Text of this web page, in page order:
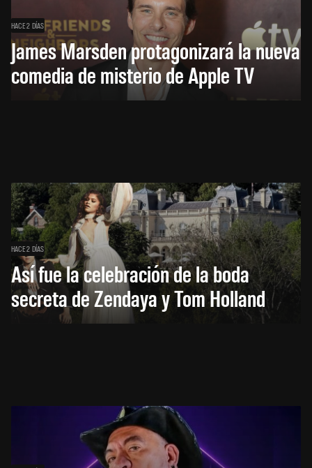
HACE 2 DÍAS
James Marsden protagonizará la nueva
comedia de misterio de Apple TV
HACE 2 DÍAS
Así fue la celebración de la boda
secreta de Zendaya y Tom Holland